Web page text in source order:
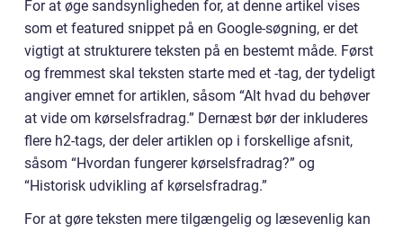
For at øge sandsynligheden for, at denne artikel vises
som et featured snippet på en Google-søgning, er det
vigtigt at strukturere teksten på en bestemt måde. Først
og fremmest skal teksten starte med et -tag, der tydeligt
angiver emnet for artiklen, såsom “Alt hvad du behøver
at vide om kørselsfradrag.” Dernæst bør der inkluderes
flere h2-tags, der deler artiklen op i forskellige afsnit,
såsom “Hvordan fungerer kørselsfradrag?” og
“Historisk udvikling af kørselsfradrag.”
For at gøre teksten mere tilgængelig og læsevenlig kan